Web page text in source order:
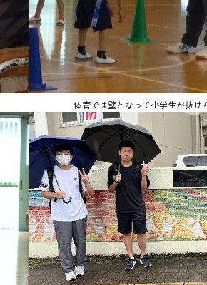
体育では壁となって小学生が抜け